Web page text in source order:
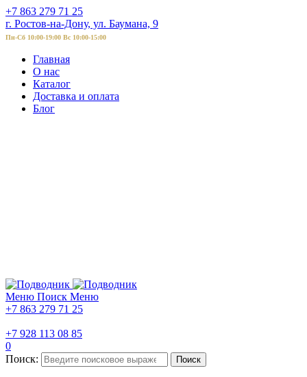
+7 863 279 71 25
г. Ростов-на-Дону, ул. Баумана, 9
Пн-Сб 10:00-19:00 Вс 10:00-15:00
Главная
О нас
Каталог
Доставка и оплата
Блог
Меню Поиск Меню
+7 863 279 71 25
+7 928 113 08 85
0
Поиск:
Поиск